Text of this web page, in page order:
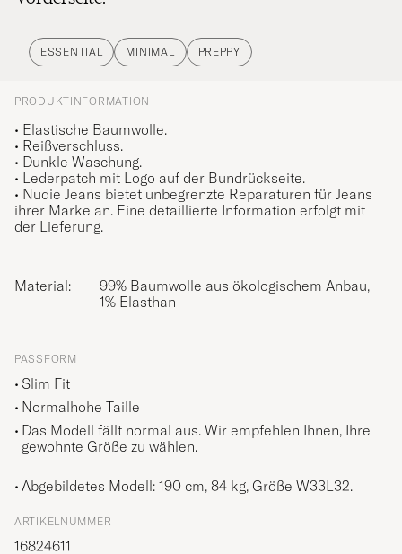
ESSENTIAL MINIMAL PREPPY
PRODUKTINFORMATION
• Elastische Baumwolle.
• Reißverschluss.
• Dunkle Waschung.
• Lederpatch mit Logo auf der Bundrückseite.
• Nudie Jeans bietet unbegrenzte Reparaturen für Jeans
ihrer Marke an. Eine detaillierte Information erfolgt mit
der Lieferung.
Material:
99% Baumwolle aus ökologischem Anbau,
1% Elasthan
PASSFORM
Slim Fit
Normalhohe Taille
Das Modell fällt normal aus. Wir empfehlen Ihnen, Ihre
gewohnte Größe zu wählen.
Abgebildetes Modell: 190 cm, 84 kg, Größe W33L32.
ARTIKELNUMMER
16824611